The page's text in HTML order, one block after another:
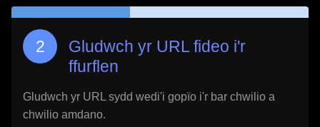
Gludwch yr URL fideo i'r
ffurflen
Gludwch yr URL sydd wedi'i gopïo i'r bar chwilio a
chwilio amdano.